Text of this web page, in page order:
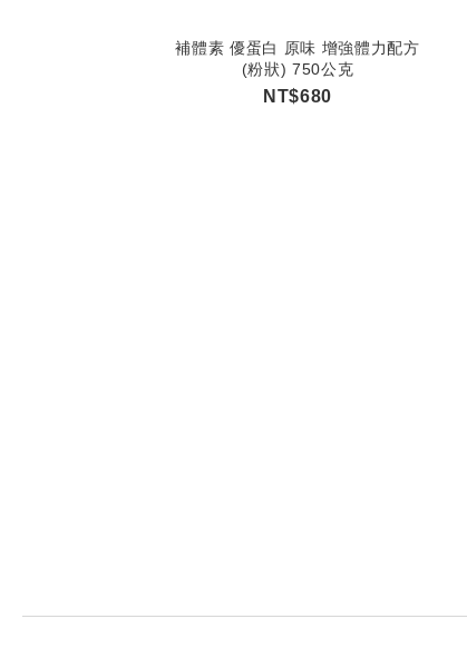
補體素 優蛋白 原味 增強體力配方
(粉狀) 750公克
NT$680